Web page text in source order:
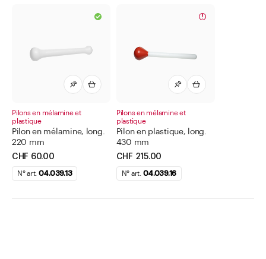
Pilons en mélamine et
plastique
Pilon en mélamine, long.
220 mm
CHF 60.00
N° art. 04.039.13
Pilons en mélamine et
plastique
Pilon en plastique, long.
430 mm
CHF 215.00
N° art. 04.039.16